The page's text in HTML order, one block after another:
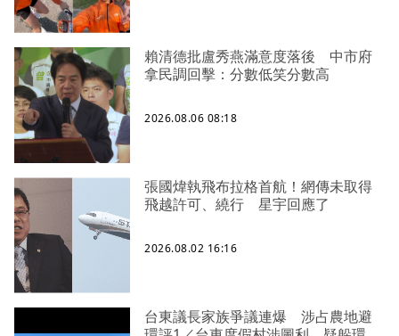
賴清德批盧秀燕滿意度落後 中市府
拿民調回擊：分數低笑分數高
2026.08.06 08:18
張國煒執飛布拉格首航！網傳未取得
飛越許可、繞行 星宇回應了
2026.08.02 16:16
台東議長家族爭議連爆 涉占農地避